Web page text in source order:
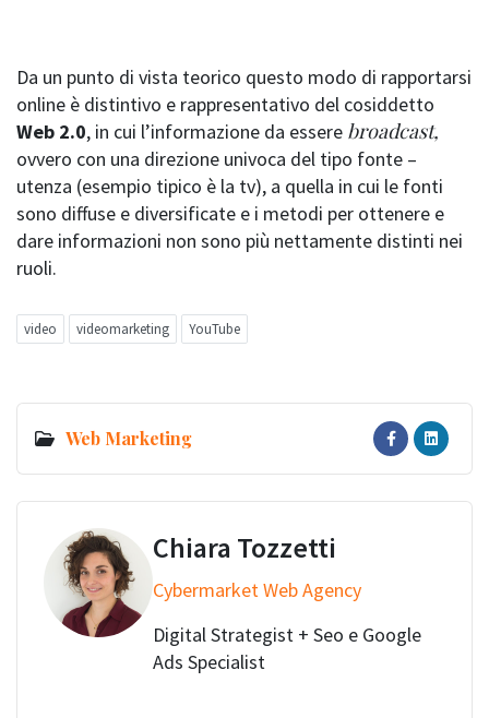
Da un punto di vista teorico questo modo di rapportarsi
online è distintivo e rappresentativo del cosiddetto
Web 2.0, in cui l’informazione da essere broadcast,
ovvero con una direzione univoca del tipo fonte –
utenza (esempio tipico è la tv), a quella in cui le fonti
sono diffuse e diversificate e i metodi per ottenere e
dare informazioni non sono più nettamente distinti nei
ruoli.
video videomarketing YouTube
Web Marketing
Chiara Tozzetti
Cybermarket Web Agency
Digital Strategist + Seo e Google
Ads Specialist